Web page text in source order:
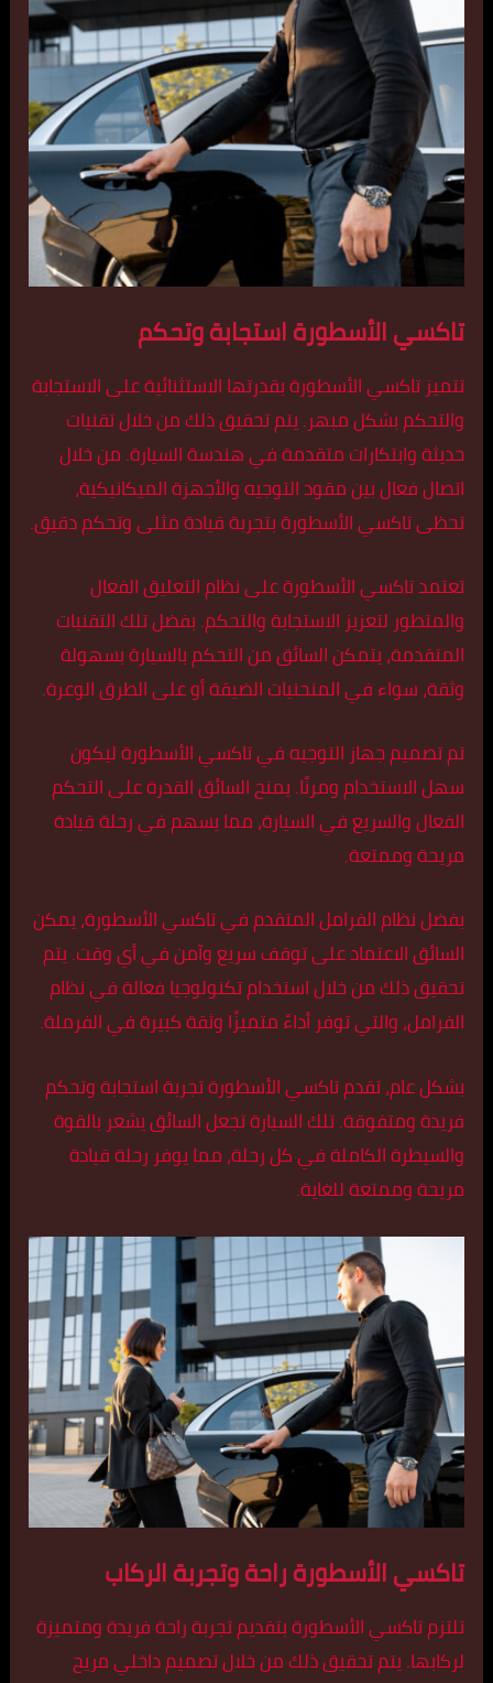
تاكسي الأسطورة استجابة وتحكم
تتميز تاكسي الأسطورة بقدرتها الاستثنائية على الاستجابة
والتحكم بشكل مبهر. يتم تحقيق ذلك من خلال تقنيات
حديثة وابتكارات متقدمة في هندسة السيارة. من خلال
اتصال فعال بين مقود التوجيه والأجهزة الميكانيكية،
تحظى تاكسي الأسطورة بتجربة قيادة مثلى وتحكم دقيق.
تعتمد تاكسي الأسطورة على نظام التعليق الفعال
والمتطور لتعزيز الاستجابة والتحكم. بفضل تلك التقنيات
المتقدمة، يتمكن السائق من التحكم بالسيارة بسهولة
وثقة، سواء في المنحنيات الضيقة أو على الطرق الوعرة.
تم تصميم جهاز التوجيه في تاكسي الأسطورة ليكون
سهل الاستخدام ومرنًا. يمنح السائق القدرة على التحكم
الفعال والسريع في السيارة، مما يسهم في رحلة قيادة
مريحة وممتعة.
بفضل نظام الفرامل المتقدم في تاكسي الأسطورة، يمكن
السائق الاعتماد على توقف سريع وآمن في أي وقت. يتم
تحقيق ذلك من خلال استخدام تكنولوجيا فعالة في نظام
الفرامل، والتي توفر أداءً متميزًا وثقة كبيرة في الفرملة.
بشكل عام، تقدم تاكسي الأسطورة تجربة استجابة وتحكم
فريدة ومتفوقة. تلك السيارة تجعل السائق يشعر بالقوة
والسيطرة الكاملة في كل رحلة، مما يوفر رحلة قيادة
مريحة وممتعة للغاية.
تاكسي الأسطورة راحة وتجربة الركاب
تلتزم تاكسي الأسطورة بتقديم تجربة راحة فريدة ومتميزة
لركابها. يتم تحقيق ذلك من خلال تصميم داخلي مريح